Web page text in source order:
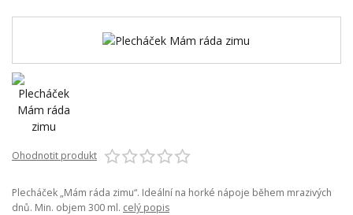
Ohodnotit produkt
Plecháček „Mám ráda zimu“. Ideální na horké nápoje během mrazivých
dnů. Min. objem 300 ml. celý popis